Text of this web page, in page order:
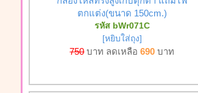
ตกแต่ง(ขนาด 150cm.)
รหัส bWr071C
[หยิบใส่ถุง]
750บาท ลดเหลือ690 บาท